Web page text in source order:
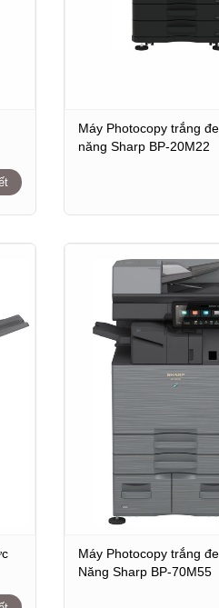
Máy Photocopy trắng
năng Sharp BP-20M22
Máy Photocopy trắng
Năng Sharp BP-70M55